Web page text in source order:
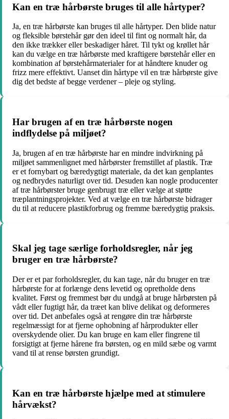
Kan en træ hårbørste bruges til alle hårtyper?
Ja, en træ hårbørste kan bruges til alle hårtyper. Den blide natur
og fleksible børstehår gør den ideel til fint og normalt hår, da
den ikke trækker eller beskadiger håret. Til tykt og krøllet hår
kan du vælge en træ hårbørste med kraftigere børstehår eller en
kombination af børstehårmaterialer for at håndtere knuder og
frizz mere effektivt. Uanset din hårtype vil en træ hårbørste give
dig det bedste af begge verdener – pleje og styling.
Har brugen af en træ hårbørste nogen
indflydelse på miljøet?
Ja, brugen af en træ hårbørste har en mindre indvirkning på
miljøet sammenlignet med hårbørster fremstillet af plastik. Træ
er et fornybart og bæredygtigt materiale, da det kan genplantes
og nedbrydes naturligt over tid. Desuden kan nogle producenter
af træ hårbørster bruge genbrugt træ eller vælge at støtte
træplantningsprojekter. Ved at vælge en træ hårbørste bidrager
du til at reducere plastikforbrug og fremme bæredygtig praksis.
Skal jeg tage særlige forholdsregler, når jeg
bruger en træ hårbørste?
Der er et par forholdsregler, du kan tage, når du bruger en træ
hårbørste for at forlænge dens levetid og opretholde dens
kvalitet. Først og fremmest bør du undgå at bruge hårbørsten på
vådt eller fugtigt hår, da træet kan blive delikat og deformeres
over tid. Det anbefales også at rengøre din træ hårbørste
regelmæssigt for at fjerne ophobning af hårprodukter eller
overskydende olier. Du kan bruge en kam eller fingrene til
forsigtigt at fjerne hårene fra børsten, og en mild sæbe og varmt
vand til at rense børsten grundigt.
Kan en træ hårbørste hjælpe med at stimulere
hårvækst?